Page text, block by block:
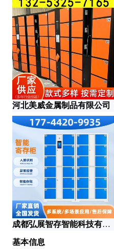
河北美威金属制品有限公司
成都弘展智存智能科技有限公司
基本信息